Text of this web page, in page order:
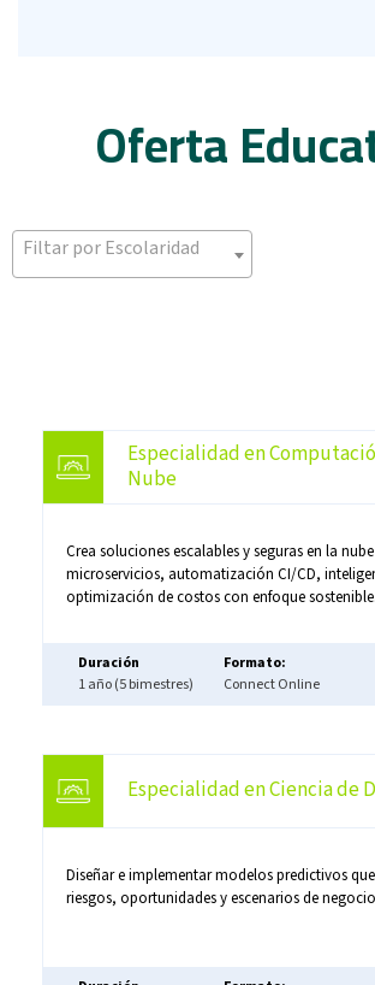
Oferta
Filtar por Escolaridad
Especialidad en
Nube
Crea soluciones escalables y seguras en la
microservicios, automatización CI/CD,
optimización de costos con enfoque sostenible.
Duración
1 año (5 bimestres)
Formato:
Connect Online
Especialidad en Ciencia de
Diseñar e implementar modelos predictivos
riesgos, oportunidades y escenarios de